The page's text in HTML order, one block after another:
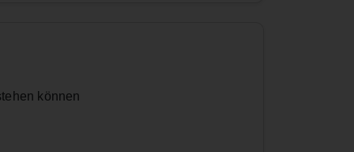
können